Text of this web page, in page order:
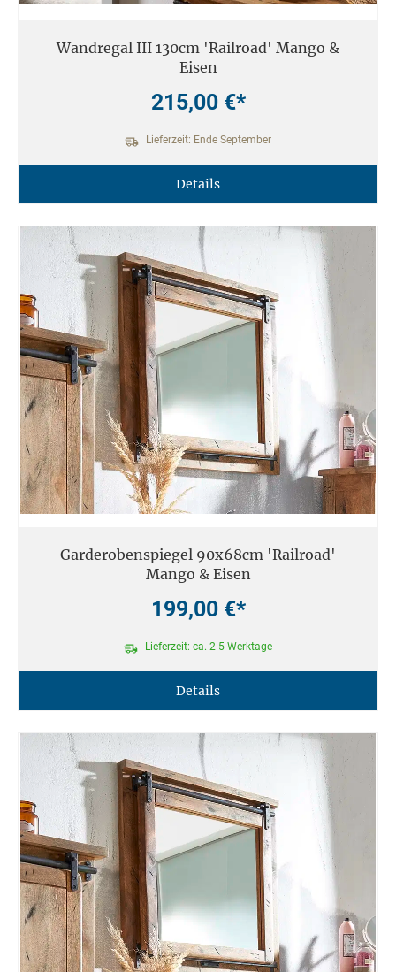
Wandregal III 130cm 'Railroad' Mango &
Eisen
215,00 €*
Lieferzeit: Ende September
Details
Garderobenspiegel 90x68cm 'Railroad'
Mango & Eisen
199,00 €*
Lieferzeit: ca. 2-5 Werktage
Details